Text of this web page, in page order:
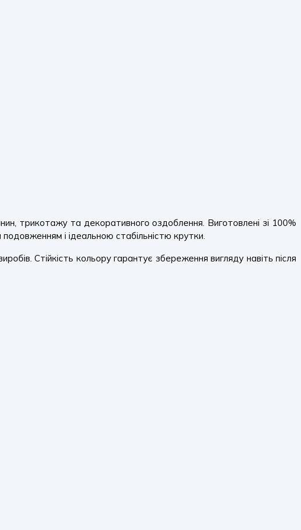
трикотажу та декоративного оздоблення. Виготовлені зі 100%
і ідеальною стабільністю крутки.
Стійкість кольору гарантує збереження вигляду навіть після